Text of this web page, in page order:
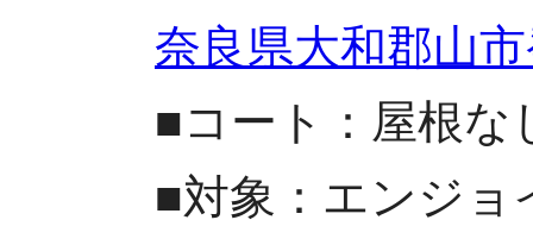
奈良県大和郡山
■コート：屋根な
■対象：エンジ